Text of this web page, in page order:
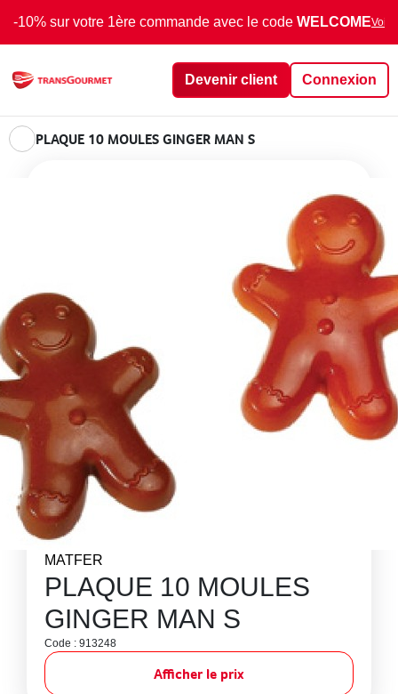
-10% sur votre 1ère commande avec le code WELCOMEVoir
Devenir client Connexion
PLAQUE 10 MOULES GINGER MAN S
MATFER
PLAQUE 10 MOULES
GINGER MAN S
Code : 913248
Afficher le prix